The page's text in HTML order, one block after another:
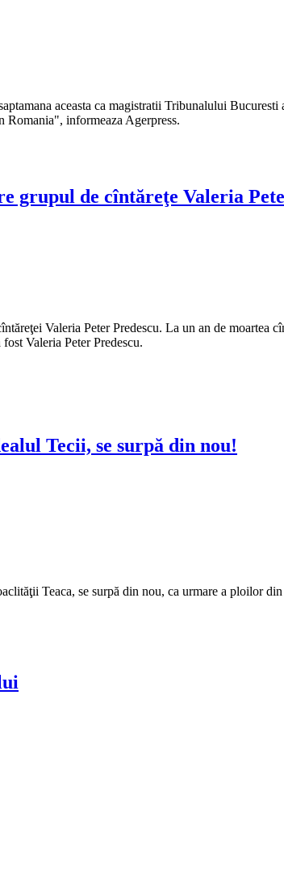
aceasta ca magistratii Tribunalului Bucuresti
Romania", informeaza Agerpress.
grupul de cîntăreţe Valeria
Valeria Peter Predescu. La un an de
Valeria Peter Predescu.
Tecii, se surpă din nou!
Teaca, se surpă din nou, ca urmare a ploilor